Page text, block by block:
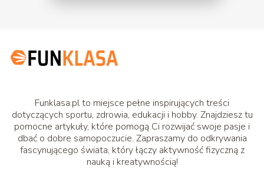
Funklasa.pl to miejsce pełne inspirujących treści
dotyczących sportu, zdrowia, edukacji i hobby. Znajdziesz tu
pomocne artykuły, które pomogą Ci rozwijać swoje pasje i
dbać o dobre samopoczucie. Zapraszamy do odkrywania
fascynującego świata, który łączy aktywność fizyczną z
nauką i kreatywnością!